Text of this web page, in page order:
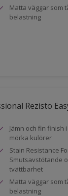
Matta väggar som
belastning
Rezisto
Jämn och fin finish
mörka kulörer
Stain Resistance
Smutsavstötande
tvättbarhet
Matta väggar som
belastning